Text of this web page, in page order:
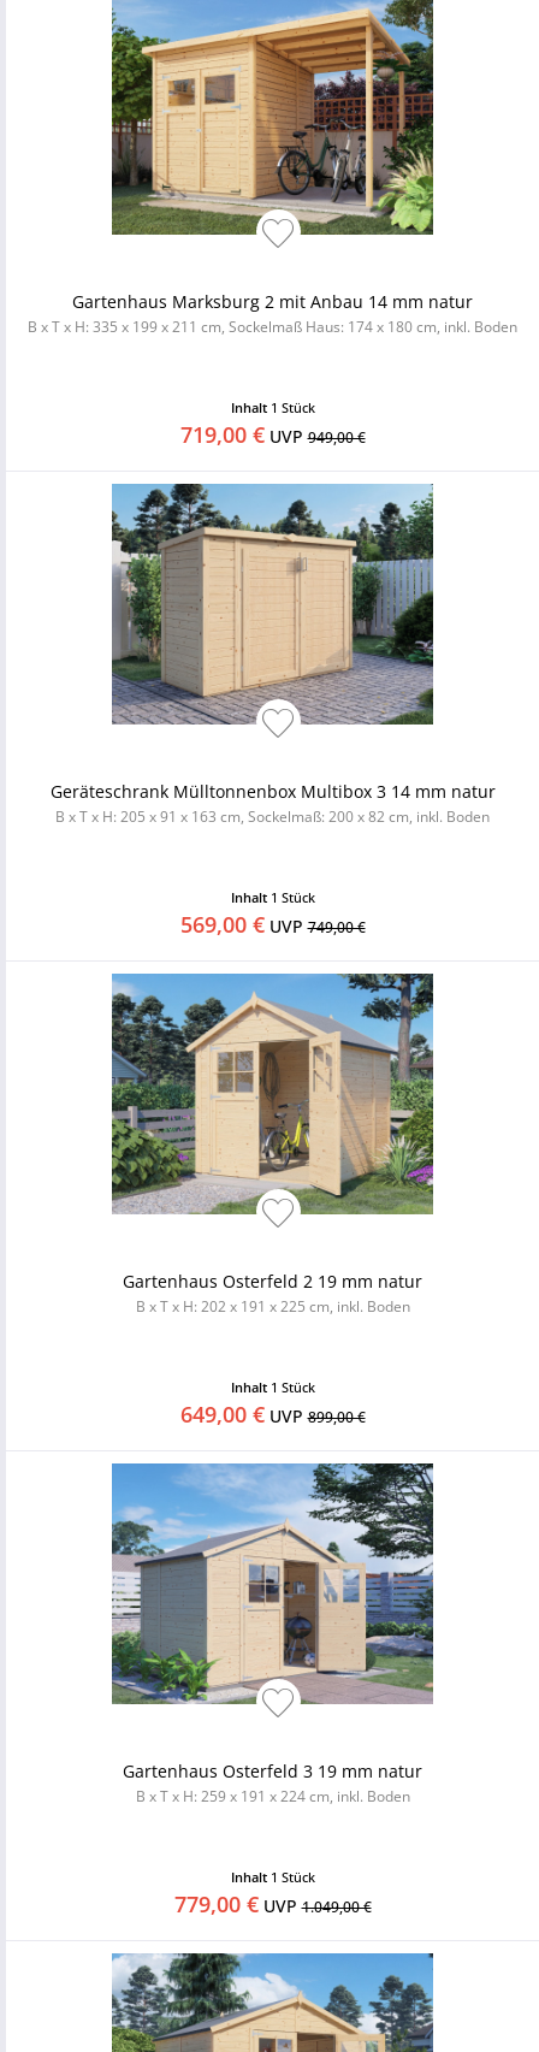
Gartenhaus Marksburg 2 mit Anbau 14 mm natur
B x T x H: 335 x 199 x 211 cm, Sockelmaß Haus: 174 x 180 cm, inkl. Boden
Inhalt 1 Stück
719,00 €UVP949,00 €
Geräteschrank Mülltonnenbox Multibox 3 14 mm natur
B x T x H: 205 x 91 x 163 cm, Sockelmaß: 200 x 82 cm, inkl. Boden
Inhalt 1 Stück
569,00 €UVP749,00 €
Gartenhaus Osterfeld 2 19 mm natur
B x T x H: 202 x 191 x 225 cm, inkl. Boden
Inhalt 1 Stück
649,00 €UVP899,00 €
Gartenhaus Osterfeld 3 19 mm natur
B x T x H: 259 x 191 x 224 cm, inkl. Boden
Inhalt 1 Stück
779,00 €UVP1.049,00 €